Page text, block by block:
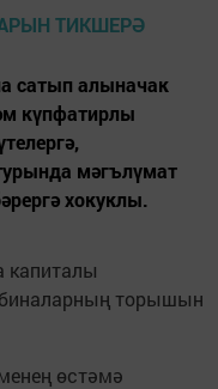
сатып алыначак
күпфатирлы
мәгълүмат
хокуклы.
капиталы
торышын
өстәмә